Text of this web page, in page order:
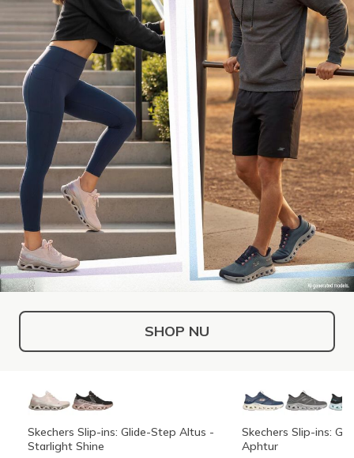
SHOP NU
Skechers Slip-ins: Glide-Step Altus -
Starlight Shine
Skechers Slip-ins:
Aphtur